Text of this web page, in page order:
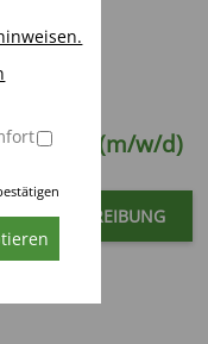
(m/w/d)
ZUR BESCHREIBUNG